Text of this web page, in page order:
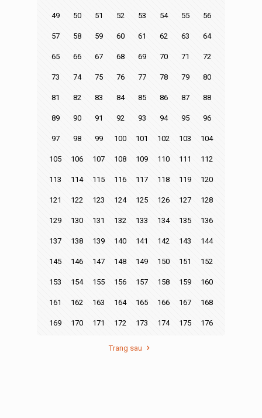
49 50 51 52 53 54 55 56
57 58 59 60 61 62 63 64
65 66 67 68 69 70 71 72
73 74 75 76 77 78 79 80
81 82 83 84 85 86 87 88
89 90 91 92 93 94 95 96
97 98 99 100 101 102 103 104
105 106 107 108 109 110 111 112
113 114 115 116 117 118 119 120
121 122 123 124 125 126 127 128
129 130 131 132 133 134 135 136
137 138 139 140 141 142 143 144
145 146 147 148 149 150 151 152
153 154 155 156 157 158 159 160
161 162 163 164 165 166 167 168
169 170 171 172 173 174 175 176
Trang sau